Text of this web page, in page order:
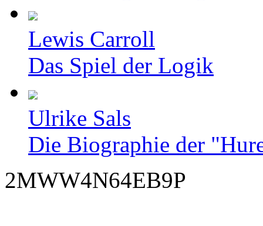
Lewis Carroll
Das Spiel der Logik
Ulrike Sals
Die Biographie der
2MWW4N64EB9P